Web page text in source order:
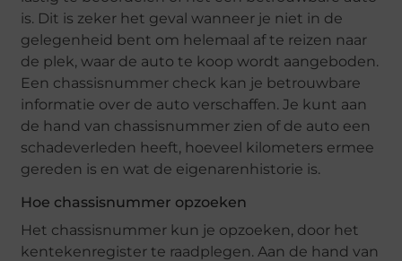
is. Dit is zeker het geval wanneer je niet in de
gelegenheid bent om helemaal af te reizen naar
de plek, waar de auto te koop wordt aangeboden.
Een chassisnummer check kan je betrouwbare
informatie over de auto verschaffen. Je kunt aan
de hand van chassisnummer zien of de auto een
schadeverleden heeft, hoeveel kilometers ermee
gereden is en wat de eigenarenhistorie is.
Hoe chassisnummer opzoeken
Het chassisnummer kun je opzoeken, door het
kentekenregister te raadplegen. Aan de hand van